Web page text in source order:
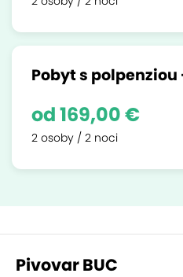
Pobyt s polpenziou
od 169,00 €
2 osoby / 2 noci
Pivovar BUC